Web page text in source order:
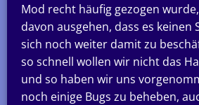
Mod recht häufig gezogen
davon ausgehen, dass es keinen
sich noch weiter damit zu
so schnell wollen wir nicht das
und so haben wir uns
noch einige Bugs zu beheben,